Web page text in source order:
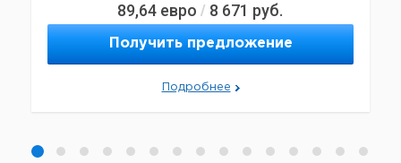
89,64 евро / 8 671 руб.
Получить предложение
Подробнее